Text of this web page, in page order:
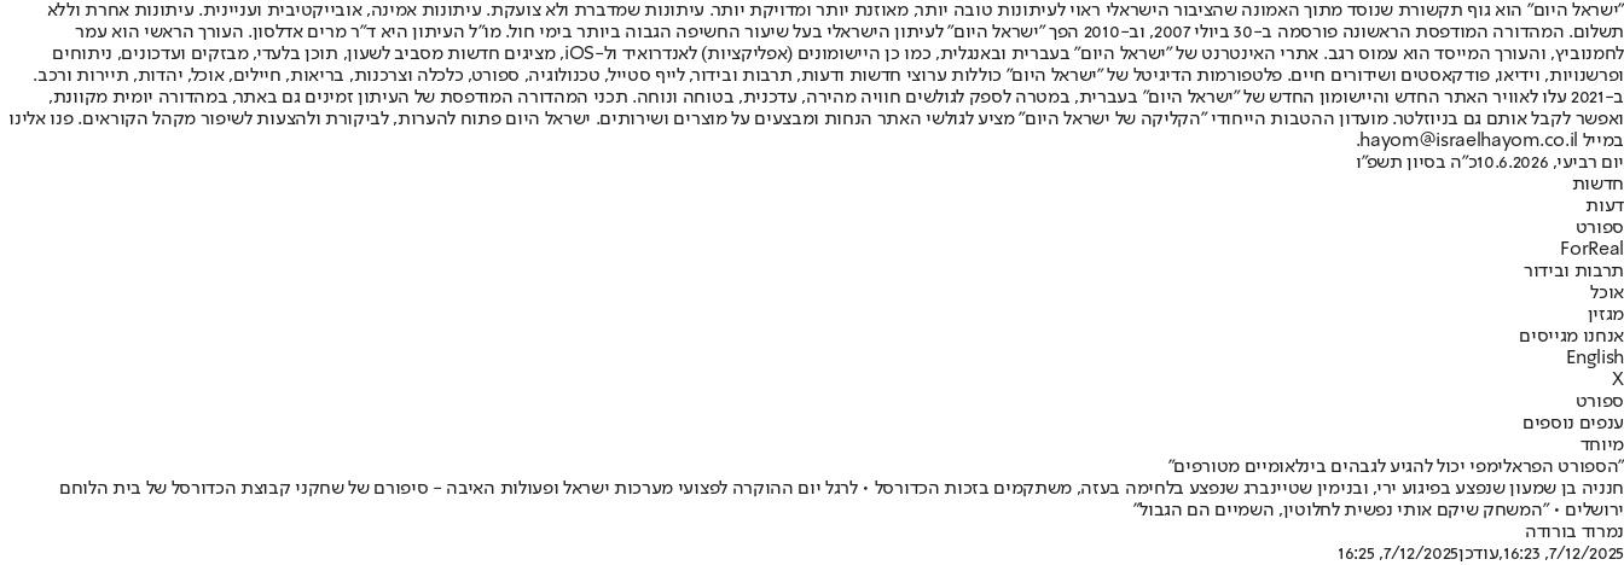
"ישראל היום" הוא גוף תקשורת שנוסד מתוך האמונה שהציבור הישראלי ראוי לעיתונות טובה יותר, מאוזנת יותר ומדויקת יותר. עיתונות שמדברת ולא צועקת. עיתונות אמינה, אובייקטיבית ועניינית. עיתונות אחרת וללא
תשלום. המהדורה המודפסת הראשונה פורסמה ב-30 ביולי 2007, וב-2010 הפך "ישראל היום" לעיתון הישראלי בעל שיעור החשיפה הגבוה ביותר בימי חול. מו"ל העיתון היא ד"ר מרים אדלסון. העורך הראשי הוא עמר
לחמנוביץ, והעורך המייסד הוא עמוס רגב. אתרי האינטרנט של "ישראל היום" בעברית ובאנגלית, כמו כן היישומונים (אפליקציות) לאנדרואיד ול-iOS, מציגים חדשות מסביב לשעון, תוכן בלעדי, מבזקים ועדכונים, ניתוחים
ופרשנויות, וידיאו, פודקאסטים ושידורים חיים. פלטפורמות הדיגיטל של "ישראל היום" כוללות ערוצי חדשות ודעות, תרבות ובידור, לייף סטייל, טכנולוגיה, ספורט, כלכלה וצרכנות, בריאות, חיילים, אוכל, יהדות, תיירות ורכב.
ב-2021 עלו לאוויר האתר החדש והיישומון החדש של "ישראל היום" בעברית, במטרה לספק לגולשים חוויה מהירה, עדכנית, בטוחה ונוחה. תכני המהדורה המודפסת של העיתון זמינים גם באתר, במהדורה יומית מקוונת,
ואפשר לקבל אותם גם בניוזלטר. מועדון ההטבות הייחודי "הקליקה של ישראל היום" מציע לגולשי האתר הנחות ומבצעים על מוצרים ושירותים. ישראל היום פתוח להערות, לביקורת ולהצעות לשיפור מקהל הקוראים. פנו אלינו
במייל hayom@israelhayom.co.il.
יום רביעי, 10.6.2026
כ"ה בסיון תשפ"ו
חדשות
דעות
ספורט
ForReal
תרבות ובידור
אוכל
מגזין
אנחנו מגייסים
English
X
ספורט
ענפים נוספים
מיוחד
"הספורט הפראלימפי יכול להגיע לגבהים בינלאומיים מטורפים"
חנניה בן שמעון שנפצע בפיגוע ירי, ובנימין שטיינברג שנפצע בלחימה בעזה, משתקמים בזכות הכדורסל • לרגל יום ההוקרה לפצועי מערכות ישראל ופעולות האיבה - סיפורם של שחקני קבוצת הכדורסל של בית הלוחם
ירושלים • "המשחק שיקם אותי נפשית לחלוטין, השמיים הם הגבול"
נמרוד בורודה
7/12/2025, 16:23
,עודכן7/12/2025, 16:25